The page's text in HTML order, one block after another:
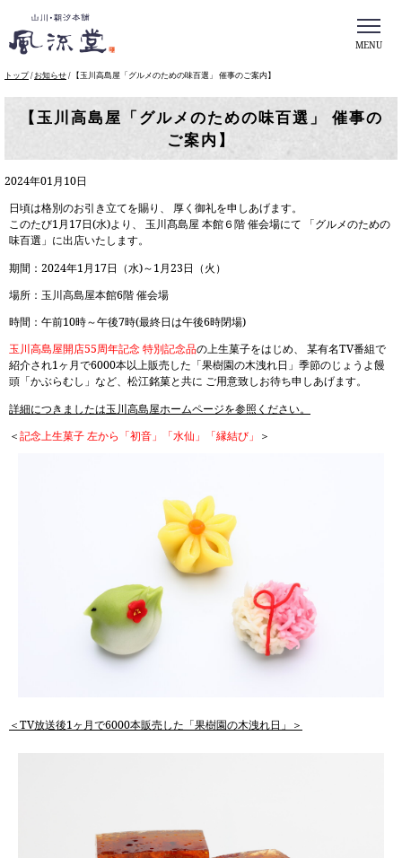
このページの本文へ
MENU
現トップ/お知らせ/ 【玉川高島屋「グルメのための味百選」 催事のご案内】
【玉川高島屋「グルメのための味百選」 催事の
ご案内】
2024年01月10日
日頃は格別のお引き立てを賜り、 厚く御礼を申しあげます。
このたび1月17日(水)より、 玉川髙島屋 本館６階 催会場にて 「グルメのための
味百選」に出店いたします。
期間：2024年1月17日（水)～1月23日（火）
場所：玉川高島屋本館6階 催会場
時間：午前10時～午後7時(最終日は午後6時閉場)
玉川高島屋開店55周年記念 特別記念品の上生菓子をはじめ、 某有名TV番組で
紹介され1ヶ月で6000本以上販売した「果樹園の木洩れ日」季節のじょうよ饅
頭「かぶらむし」など、松江銘菓と共に ご用意致しお待ち申しあげます。
詳細につきましたは玉川高島屋ホームページを参照ください。
＜記念上生菓子 左から「初音」「水仙」「縁結び」 ＞
＜TV放送後1ヶ月で6000本販売した「果樹園の木洩れ日」＞